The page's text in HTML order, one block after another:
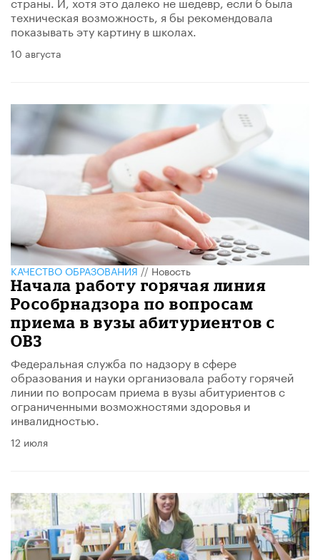
техническая возможность, я бы рекомендовала
показывать эту картину в школах.
10 августа
КАЧЕСТВО ОБРАЗОВАНИЯ//Новость
Начала работу горячая линия
Рособрнадзора по вопросам
приема в вузы абитуриентов с
ОВЗ
Федеральная служба по надзору в сфере
образования и науки организовала работу горячей
линии по вопросам приема в вузы абитуриентов с
ограниченными возможностями здоровья и
инвалидностью.
12 июля